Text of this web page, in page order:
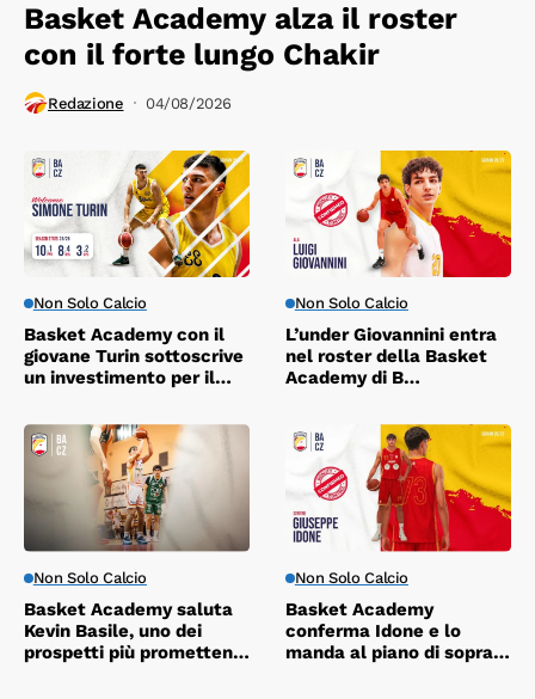
Basket Academy alza il roster
con il forte lungo Chakir
Redazione 04/08/2026
Non Solo Calcio
Basket Academy con il
giovane Turin sottoscrive
un investimento per il
Non Solo Calcio
L’under Giovannini entra
nel roster della Basket
Academy di B
Non Solo Calcio
Basket Academy saluta
Kevin Basile, uno dei
prospetti più promettenti
Non Solo Calcio
Basket Academy
conferma Idone e lo
manda al piano di sopra